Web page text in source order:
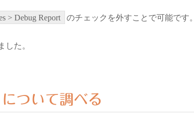
> Debug Report のチェックを外すことで可能です。
した。
ついて調べる